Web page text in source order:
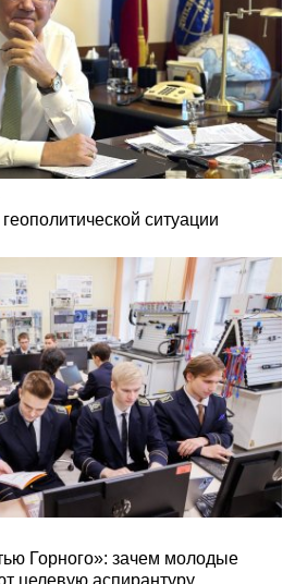
ситуации
Горного»: зачем молодые
целевую аспирантуру